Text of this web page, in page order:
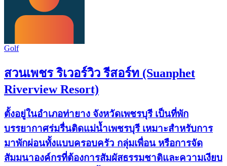
Golf
สวนเพชร ริเวอร์วิว รีสอร์ท (Suanphet
Riverview Resort)
ตั้งอยู่ในอำเภอท่ายาง จังหวัดเพชรบุรี เป็นที่พัก
บรรยากาศร่มรื่นติดแม่น้ำเพชรบุรี เหมาะสำหรับการ
มาพักผ่อนทั้งแบบครอบครัว กลุ่มเพื่อน หรือการจัด
สัมมนาองค์กรที่ต้องการสัมผัสธรรมชาติและความเงียบ